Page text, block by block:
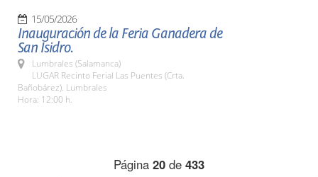
15/05/2026
Inauguración de la Feria Ganadera de
San Isidro.
Lumbrales (Salamanca)
LUGAR Recinto Ferial Las Puentes (Crta.
Bañobárez). Lumbrales
Hora: 12:00 h.
Página 20 de 433